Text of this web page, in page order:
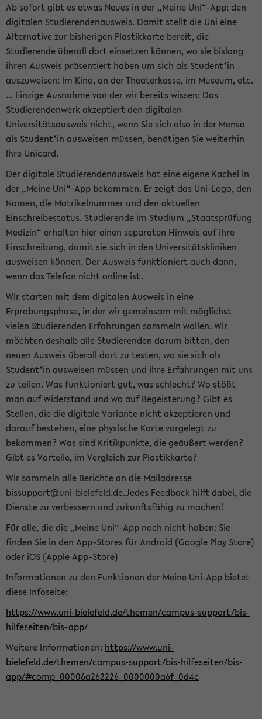
Ab sofort gibt es etwas Neues in der „Meine Uni“-App: den
digitalen Studierendenausweis. Damit stellt die Uni eine
Alternative zur bisherigen Plastikkarte bereit, die
Studierende überall dort einsetzen können, wo sie bislang
ihren Ausweis präsentiert haben um sich als Student*in
auszuweisen: Im Kino, an der Theaterkasse, im Museum, etc.
... Einzige Ausnahme von der wir bereits wissen: Das
Studierendenwerk akzeptiert den digitalen
Universitätsausweis nicht, wenn Sie sich also in der Mensa
als Student*in ausweisen müssen, benötigen Sie weiterhin
Ihre Unicard.
Der digitale Studierendenausweis hat eine eigene Kachel in
der „Meine Uni“-App bekommen. Er zeigt das Uni-Logo, den
Namen, die Matrikelnummer und den aktuellen
Einschreibestatus. Studierende im Studium „Staatsprüfung
Medizin“ erhalten hier einen separaten Hinweis auf ihre
Einschreibung, damit sie sich in den Universitätskliniken
ausweisen können. Der Ausweis funktioniert auch dann,
wenn das Telefon nicht online ist.
Wir starten mit dem digitalen Ausweis in eine
Erprobungsphase, in der wir gemeinsam mit möglichst
vielen Studierenden Erfahrungen sammeln wollen. Wir
möchten deshalb alle Studierenden darum bitten, den
neuen Ausweis überall dort zu testen, wo sie sich als
Student*in ausweisen müssen und ihre Erfahrungen mit uns
zu teilen. Was funktioniert gut, was schlecht? Wo stößt
man auf Widerstand und wo auf Begeisterung? Gibt es
Stellen, die die digitale Variante nicht akzeptieren und
darauf bestehen, eine physische Karte vorgelegt zu
bekommen? Was sind Kritikpunkte, die geäußert werden?
Gibt es Vorteile, im Vergleich zur Plastikkarte?
Wir sammeln alle Berichte an die Mailadresse
bissupport@uni-bielefeld.de.Jedes Feedback hilft dabei, die
Dienste zu verbessern und zukunftsfähig zu machen!
Für alle, die die „Meine Uni“-App noch nicht haben: Sie
finden Sie in den App-Stores für Android (Google Play Store)
oder iOS (Apple App-Store)
Informationen zu den Funktionen der Meine Uni-App bietet
diese Infoseite:
https://www.uni-bielefeld.de/themen/campus-support/bis-
hilfeseiten/bis-app/
Weitere Informationen: https://www.uni-
bielefeld.de/themen/campus-support/bis-hilfeseiten/bis-
app/#comp_00006a262226_0000000a6f_0d4c